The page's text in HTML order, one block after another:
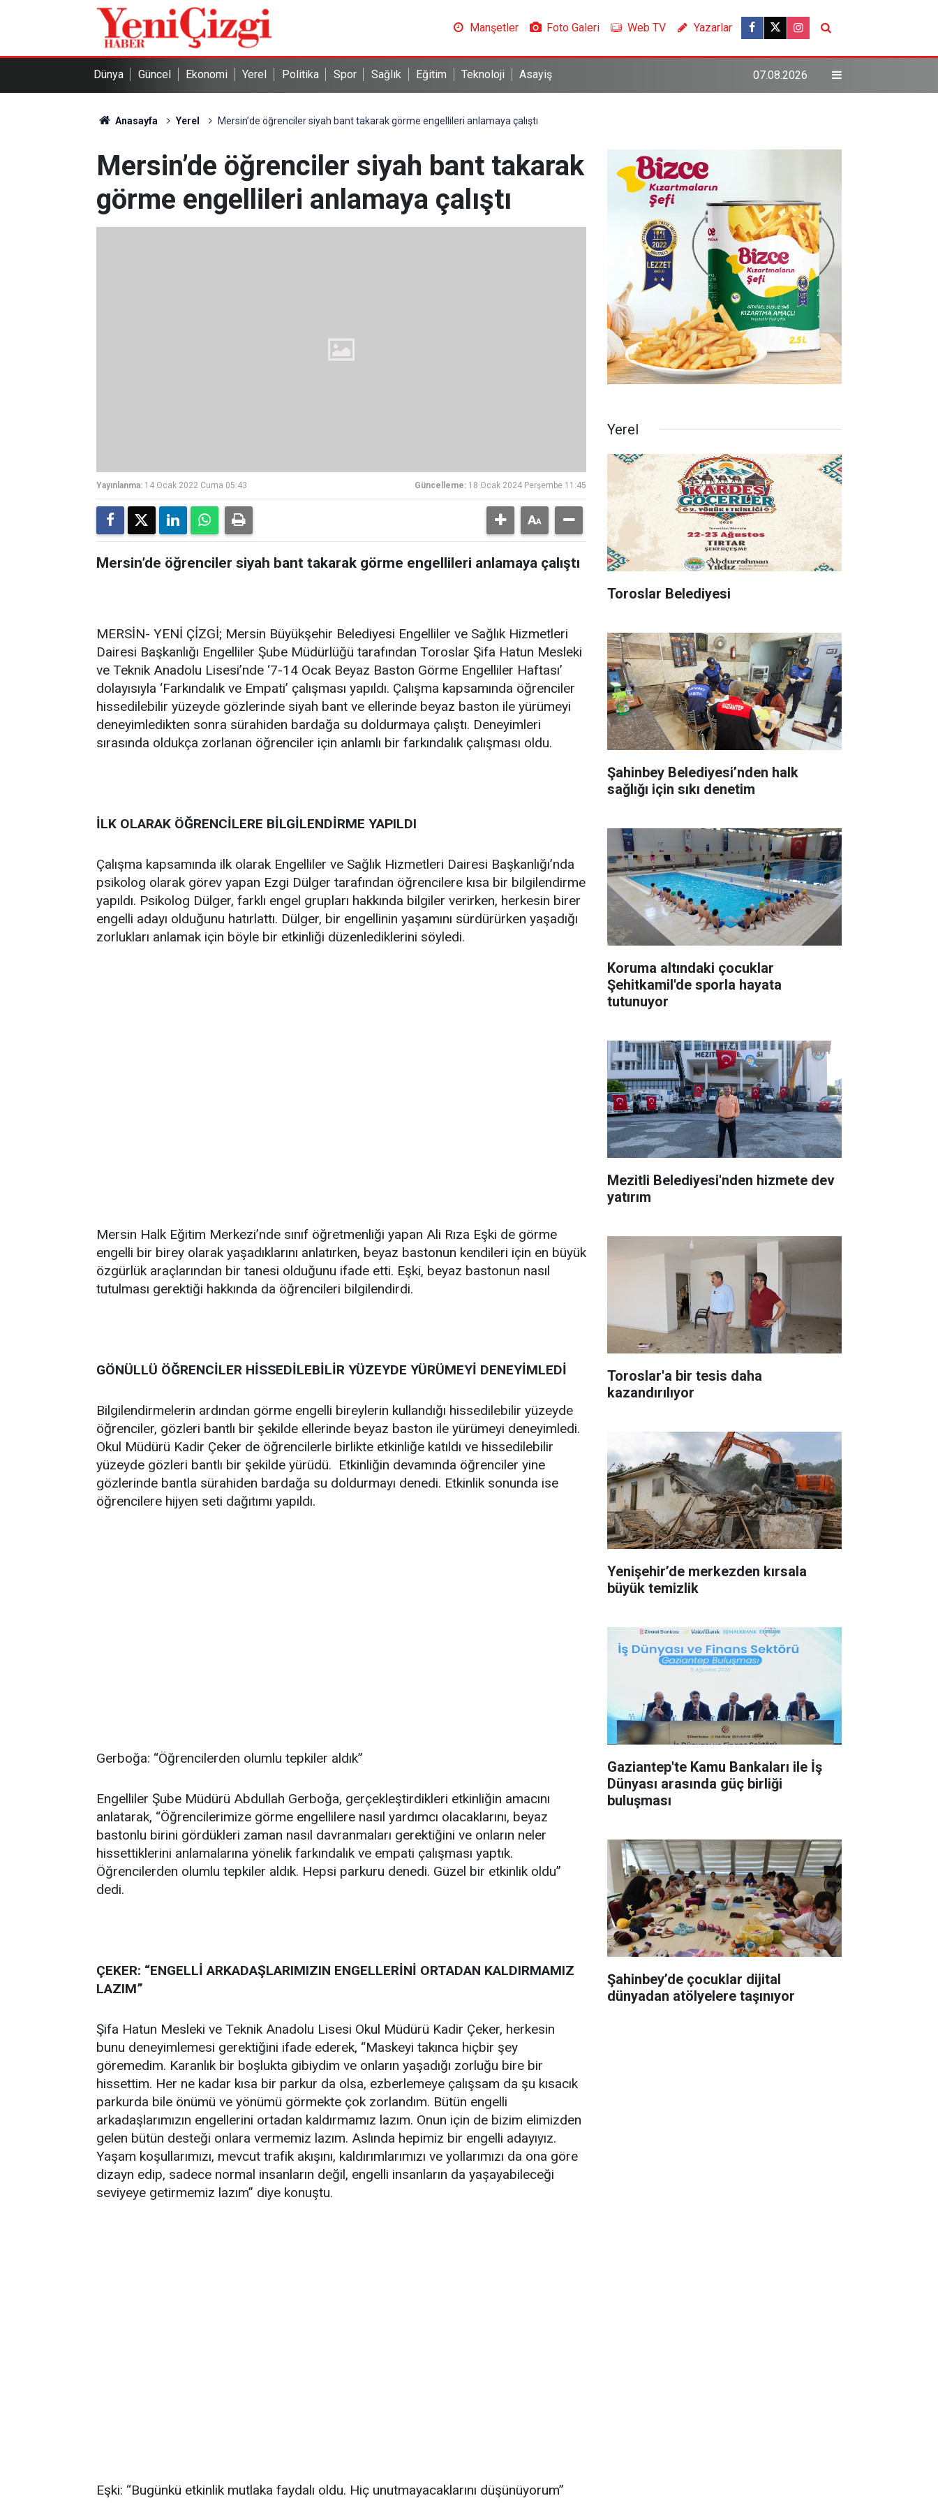
Manşetler Foto Galeri Web TV Yazarlar
Dünya Güncel Ekonomi Yerel Politika Spor Sağlık Eğitim Teknoloji Asayiş 07.08.2026
Anasayfa Yerel Mersin’de öğrenciler siyah bant takarak görme engellileri anlamaya çalıştı
Mersin’de öğrenciler siyah bant takarak
görme engellileri anlamaya çalıştı
Yayınlanma: 14 Ocak 2022 Cuma 05:43 Güncelleme: 18 Ocak 2024 Perşembe 11:45
Mersin’de öğrenciler siyah bant takarak görme engellileri anlamaya çalıştı
MERSİN- YENİ ÇİZGİ; Mersin Büyükşehir Belediyesi Engelliler ve Sağlık Hizmetleri
Dairesi Başkanlığı Engelliler Şube Müdürlüğü tarafından Toroslar Şifa Hatun Mesleki
ve Teknik Anadolu Lisesi’nde ‘7-14 Ocak Beyaz Baston Görme Engelliler Haftası’
dolayısıyla ‘Farkındalık ve Empati’ çalışması yapıldı. Çalışma kapsamında öğrenciler
hissedilebilir yüzeyde gözlerinde siyah bant ve ellerinde beyaz baston ile yürümeyi
deneyimledikten sonra sürahiden bardağa su doldurmaya çalıştı. Deneyimleri
sırasında oldukça zorlanan öğrenciler için anlamlı bir farkındalık çalışması oldu.
İLK OLARAK ÖĞRENCİLERE BİLGİLENDİRME YAPILDI
Çalışma kapsamında ilk olarak Engelliler ve Sağlık Hizmetleri Dairesi Başkanlığı’nda
psikolog olarak görev yapan Ezgi Dülger tarafından öğrencilere kısa bir bilgilendirme
yapıldı. Psikolog Dülger, farklı engel grupları hakkında bilgiler verirken, herkesin birer
engelli adayı olduğunu hatırlattı. Dülger, bir engellinin yaşamını sürdürürken yaşadığı
zorlukları anlamak için böyle bir etkinliği düzenlediklerini söyledi.
Mersin Halk Eğitim Merkezi’nde sınıf öğretmenliği yapan Ali Rıza Eşki de görme
engelli bir birey olarak yaşadıklarını anlatırken, beyaz bastonun kendileri için en büyük
özgürlük araçlarından bir tanesi olduğunu ifade etti. Eşki, beyaz bastonun nasıl
tutulması gerektiği hakkında da öğrencileri bilgilendirdi.
GÖNÜLLÜ ÖĞRENCİLER HİSSEDİLEBİLİR YÜZEYDE YÜRÜMEYİ DENEYİMLEDİ
Bilgilendirmelerin ardından görme engelli bireylerin kullandığı hissedilebilir yüzeyde
öğrenciler, gözleri bantlı bir şekilde ellerinde beyaz baston ile yürümeyi deneyimledi.
Okul Müdürü Kadir Çeker de öğrencilerle birlikte etkinliğe katıldı ve hissedilebilir
yüzeyde gözleri bantlı bir şekilde yürüdü. Etkinliğin devamında öğrenciler yine
gözlerinde bantla sürahiden bardağa su doldurmayı denedi. Etkinlik sonunda ise
öğrencilere hijyen seti dağıtımı yapıldı.
Gerboğa: “Öğrencilerden olumlu tepkiler aldık”
Engelliler Şube Müdürü Abdullah Gerboğa, gerçekleştirdikleri etkinliğin amacını
anlatarak, “Öğrencilerimize görme engellilere nasıl yardımcı olacaklarını, beyaz
bastonlu birini gördükleri zaman nasıl davranmaları gerektiğini ve onların neler
hissettiklerini anlamalarına yönelik farkındalık ve empati çalışması yaptık.
Öğrencilerden olumlu tepkiler aldık. Hepsi parkuru denedi. Güzel bir etkinlik oldu”
dedi.
ÇEKER: “ENGELLİ ARKADAŞLARIMIZIN ENGELLERİNİ ORTADAN KALDIRMAMIZ
LAZIM”
Şifa Hatun Mesleki ve Teknik Anadolu Lisesi Okul Müdürü Kadir Çeker, herkesin
bunu deneyimlemesi gerektiğini ifade ederek, “Maskeyi takınca hiçbir şey
göremedim. Karanlık bir boşlukta gibiydim ve onların yaşadığı zorluğu bire bir
hissettim. Her ne kadar kısa bir parkur da olsa, ezberlemeye çalışsam da şu kısacık
parkurda bile önümü ve yönümü görmekte çok zorlandım. Bütün engelli
arkadaşlarımızın engellerini ortadan kaldırmamız lazım. Onun için de bizim elimizden
gelen bütün desteği onlara vermemiz lazım. Aslında hepimiz bir engelli adayıyız.
Yaşam koşullarımızı, mevcut trafik akışını, kaldırımlarımızı ve yollarımızı da ona göre
dizayn edip, sadece normal insanların değil, engelli insanların da yaşayabileceği
seviyeye getirmemiz lazım” diye konuştu.
Eşki: “Bugünkü etkinlik mutlaka faydalı oldu. Hiç unutmayacaklarını düşünüyorum”
Yerel
Toroslar Belediyesi
Şahinbey Belediyesi’nden halk
sağlığı için sıkı denetim
Koruma altındaki çocuklar
Şehitkamil'de sporla hayata
tutunuyor
Mezitli Belediyesi'nden hizmete dev
yatırım
Toroslar'a bir tesis daha
kazandırılıyor
Yenişehir’de merkezden kırsala
büyük temizlik
Gaziantep'te Kamu Bankaları ile İş
Dünyası arasında güç birliği
buluşması
Şahinbey’de çocuklar dijital
dünyadan atölyelere taşınıyor